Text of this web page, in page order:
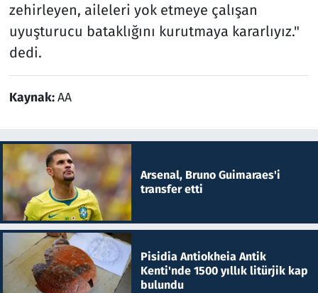
zehirleyen, aileleri yok etmeye çalışan
uyuşturucu bataklığını kurutmaya kararlıyız."
dedi.
Kaynak:AA
Arsenal, Bruno Guimaraes'i
transfer etti
Pisidia Antiokheia Antik
Kenti'nde 1500 yıllık litürjik kap
bulundu